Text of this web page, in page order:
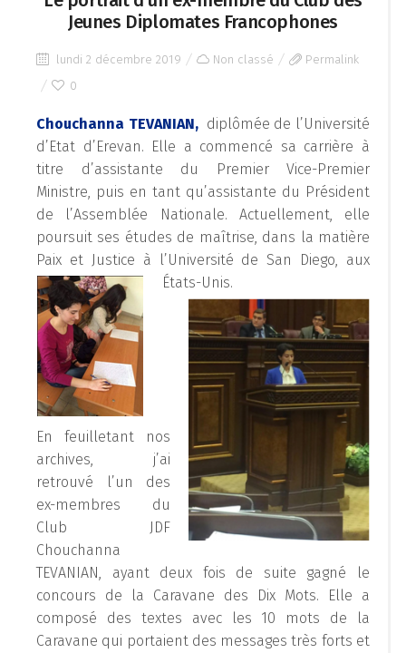
Jeunes Diplomates Francophones
lundi 2 décembre 2019 Non classé
Permalink
0
Chouchanna TEVANIAN, diplômée de l’Université
d’Etat d’Erevan. Elle a commencé sa carrière à
titre d’assistante du Premier Vice-Premier
Ministre, puis en tant qu’assistante du Président
de l’Assemblée Nationale. Actuellement, elle
poursuit ses études de maîtrise, dans la matière
Paix et Justice à l’Université de San Diego, aux
États-Unis.
En feuilletant nos
archives, j’ai
retrouvé l’un des
ex-membres du
Club JDF
Chouchanna
TEVANIAN, ayant deux fois de suite gagné le
concours de la Caravane des Dix Mots. Elle a
composé des textes avec les 10 mots de la
Caravane qui portaient des messages très forts et